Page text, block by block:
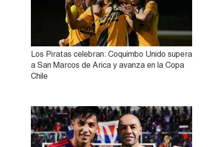
Los Piratas celebran: Coquimbo Unido supera
a San Marcos de Arica y avanza en la Copa
Chile